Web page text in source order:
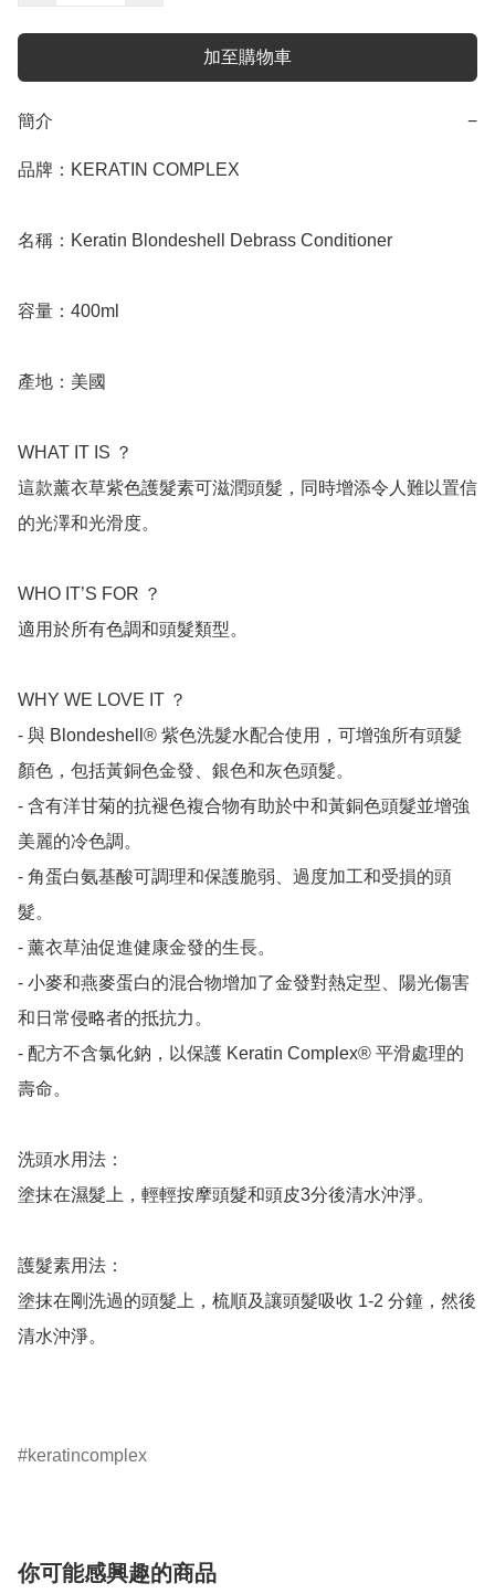
加至購物車
簡介 −
品牌：KERATIN COMPLEX
名稱：Keratin Blondeshell Debrass Conditioner
容量：400ml
產地：美國
WHAT IT IS ？
這款薰衣草紫色護髮素可滋潤頭髮，同時增添令人難以置信
的光澤和光滑度。
WHO IT’S FOR ？
適用於所有色調和頭髮類型。
WHY WE LOVE IT ？
- 與 Blondeshell® 紫色洗髮水配合使用，可增強所有頭髮
顏色，包括黃銅色金發、銀色和灰色頭髮。
- 含有洋甘菊的抗褪色複合物有助於中和黃銅色頭髮並增強
美麗的冷色調。
- 角蛋白氨基酸可調理和保護脆弱、過度加工和受損的頭
髮。
- 薰衣草油促進健康金發的生長。
- 小麥和燕麥蛋白的混合物增加了金發對熱定型、陽光傷害
和日常侵略者的抵抗力。
- 配方不含氯化鈉，以保護 Keratin Complex® 平滑處理的
壽命。
洗頭水用法：
塗抹在濕髮上，輕輕按摩頭髮和頭皮3分後清水沖淨。
護髮素用法：
塗抹在剛洗過的頭髮上，梳順及讓頭髮吸收 1-2 分鐘，然後
清水沖淨。
keratincomplex
你可能感興趣的商品